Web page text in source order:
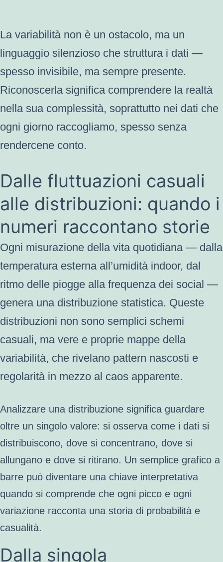
La variabilità non è un ostacolo, ma un
linguaggio silenzioso che struttura i dati —
spesso invisibile, ma sempre presente.
Riconoscerla significa comprendere la realtà
nella sua complessità, soprattutto nei dati che
ogni giorno raccogliamo, spesso senza
rendercene conto.
Dalle fluttuazioni casuali
alle distribuzioni: quando i
numeri raccontano storie
Ogni misurazione della vita quotidiana — dalla
temperatura esterna all’umidità indoor, dal
ritmo delle piogge alla frequenza dei social —
genera una distribuzione statistica. Queste
distribuzioni non sono semplici schemi
casuali, ma vere e proprie mappe della
variabilità, che rivelano pattern nascosti e
regolarità in mezzo al caos apparente.
Analizzare una distribuzione significa guardare
oltre un singolo valore: si osserva come i dati si
distribuiscono, dove si concentrano, dove si
allungano e dove si ritirano. Un semplice grafico a
barre può diventare una chiave interpretativa
quando si comprende che ogni picco e ogni
variazione racconta una storia di probabilità e
casualità.
Dalla singola